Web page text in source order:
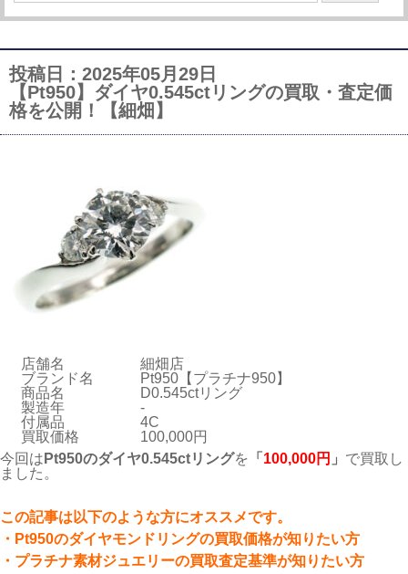
投稿日：2025年05月29日
【Pt950】ダイヤ0.545ctリングの買取・査定価
格を公開！【細畑】
店舗名
細畑店
ブランド名
Pt950【プラチナ950】
商品名
D0.545ctリング
製造年
-
付属品
4C
買取価格
100,000円
今回は Pt950のダイヤ0.545ctリングを 「 100,000円 」 で買取し
ました。
こ の記事は以下のような方にオススメです。
・Pt950のダイヤモンドリングの買取価格が知りたい方
・プラチナ素材ジュエリーの買取査定基準が知りたい方